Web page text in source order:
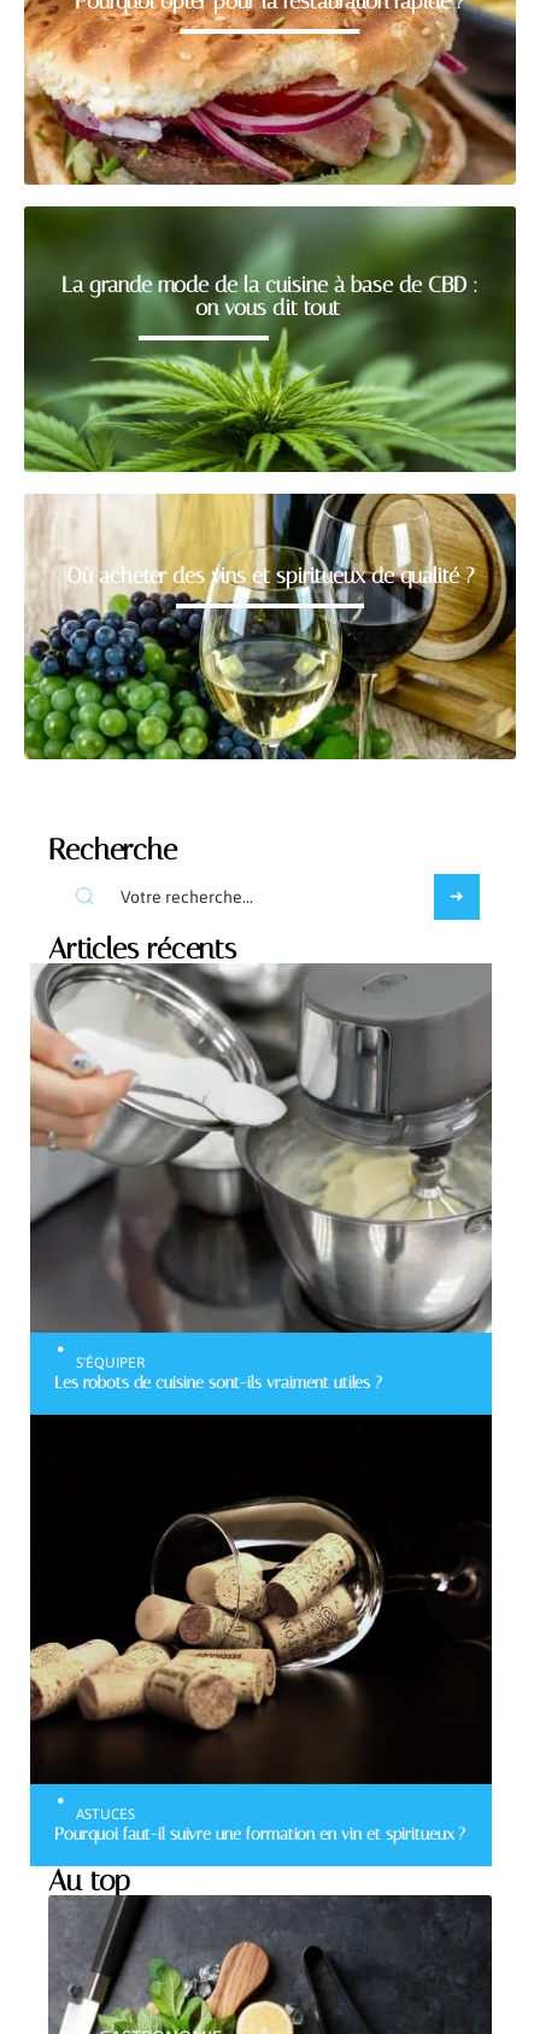
La grande mode de la cuisine à base de CBD :
on vous dit tout
Où acheter des vins et spiritueux de qualité ?
Recherche
Articles récents
S'ÉQUIPER
Les robots de cuisine sont-ils vraiment utiles ?
ASTUCES
Pourquoi faut-il suivre une formation en vin et spiritueux ?
Au top